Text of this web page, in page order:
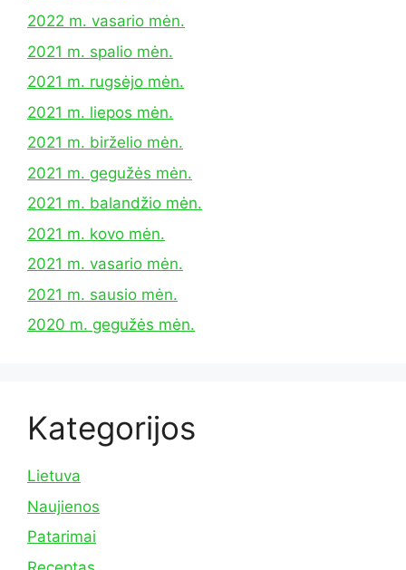
2022 m. vasario mėn.
2021 m. spalio mėn.
2021 m. rugsėjo mėn.
2021 m. liepos mėn.
2021 m. birželio mėn.
2021 m. gegužės mėn.
2021 m. balandžio mėn.
2021 m. kovo mėn.
2021 m. vasario mėn.
2021 m. sausio mėn.
2020 m. gegužės mėn.
Kategorijos
Lietuva
Naujienos
Patarimai